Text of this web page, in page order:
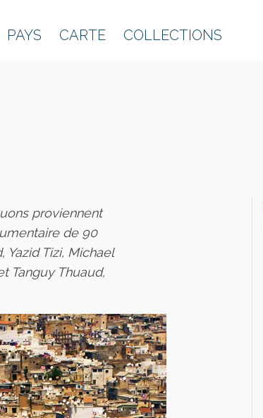
PAYS CARTE COLLECTIONS
proviennent
de 90
Yazid Tizi, Michael
Tanguy Thuaud,